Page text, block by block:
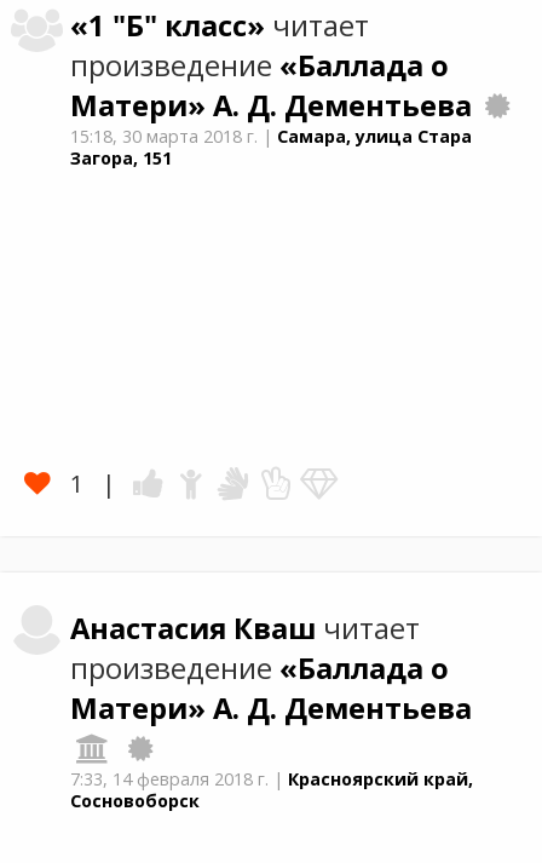
«1 "Б" класс» читает
произведение «Баллада о
Матери»А. Д. Дементьевa
15:18, 30 марта 2018 г. | Самара, улица Стара
Загора, 151
1
Анастасия Кваш читает
произведение «Баллада о
Матери»А. Д. Дементьевa
7:33, 14 февраля 2018 г. | Красноярский край,
Сосновоборск